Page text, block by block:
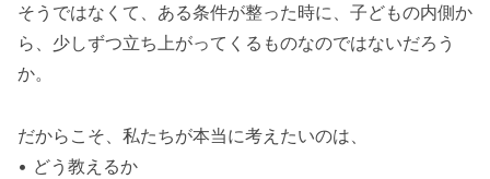
そうではなくて、ある条件が整った時に、子どもの内側か
ら、少しずつ立ち上がってくるものなのではないだろう
か。
だからこそ、私たちが本当に考えたいのは、
• どう教えるか